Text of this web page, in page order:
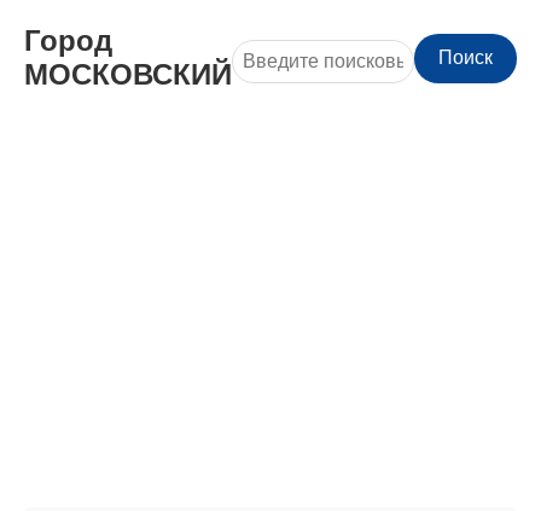
Город
МОСКОВСКИЙ
Поиск